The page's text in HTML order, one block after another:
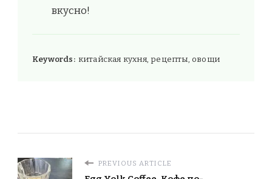
вкусно!
Keywords: китайская кухня, рецепты, овощи
PREVIOUS ARTICLE